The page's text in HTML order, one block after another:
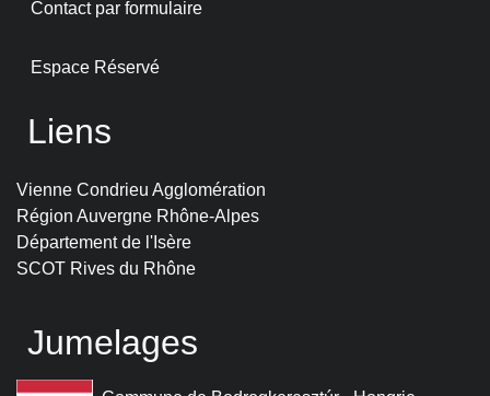
Contact par formulaire
Espace Réservé
Liens
Vienne Condrieu Agglomération
Région Auvergne Rhône-Alpes
Département de l'Isère
SCOT Rives du Rhône
Jumelages